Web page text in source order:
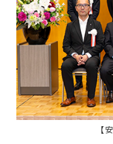
【